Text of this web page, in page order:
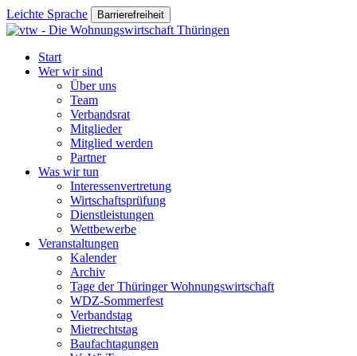
Leichte Sprache Barrierefreiheit
Start
Wer wir sind
Über uns
Team
Verbandsrat
Mitglieder
Mitglied werden
Partner
Was wir tun
Interessenvertretung
Wirtschaftsprüfung
Dienstleistungen
Wettbewerbe
Veranstaltungen
Kalender
Archiv
Tage der Thüringer Wohnungswirtschaft
WDZ-Sommerfest
Verbandstag
Mietrechtstag
Baufachtagungen